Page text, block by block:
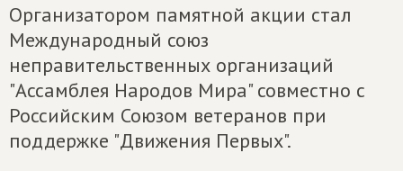
Организатором памятной акции стал
Международный союз
неправительственных организаций
"Ассамблея Народов Мира" совместно с
Российским Союзом ветеранов при
поддержке "Движения Первых".